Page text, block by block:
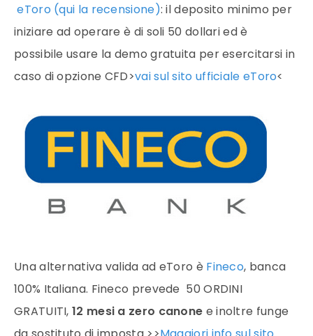
eToro (qui la recensione): il deposito minimo per
iniziare ad operare è di soli 50 dollari ed è
possibile usare la demo gratuita per esercitarsi in
caso di opzione CFD>vai sul sito ufficiale eToro<
Una alternativa valida ad eToro è Fineco, banca
100% Italiana. Fineco prevede 50 ORDINI
GRATUITI,12 mesi a zero canone e inoltre funge